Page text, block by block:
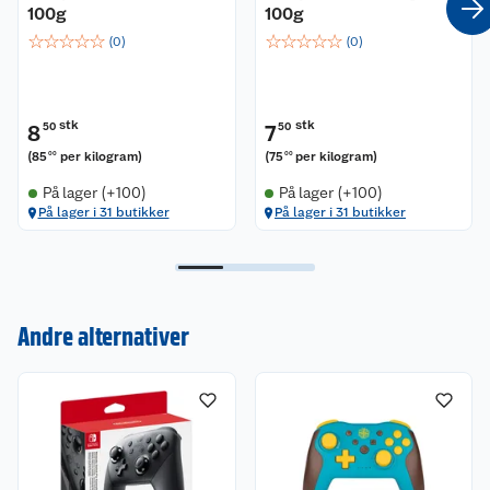
Lang batteritid – gir opptil ca. 10 timer
spilltid per lading.
100g
☆☆☆☆☆ (0)
850 stk
(8500 per kilogram)
På lager (+100)
På lager i 31 butikker
100g
☆☆☆☆☆ (0)
750 stk
(75 00 per kilogram)
På lager (+100)
På lager i 31 butikker
Andre alternativer
Om oss
Nyheter
Kundeservice
Kontakt oss
Angre- og returrett